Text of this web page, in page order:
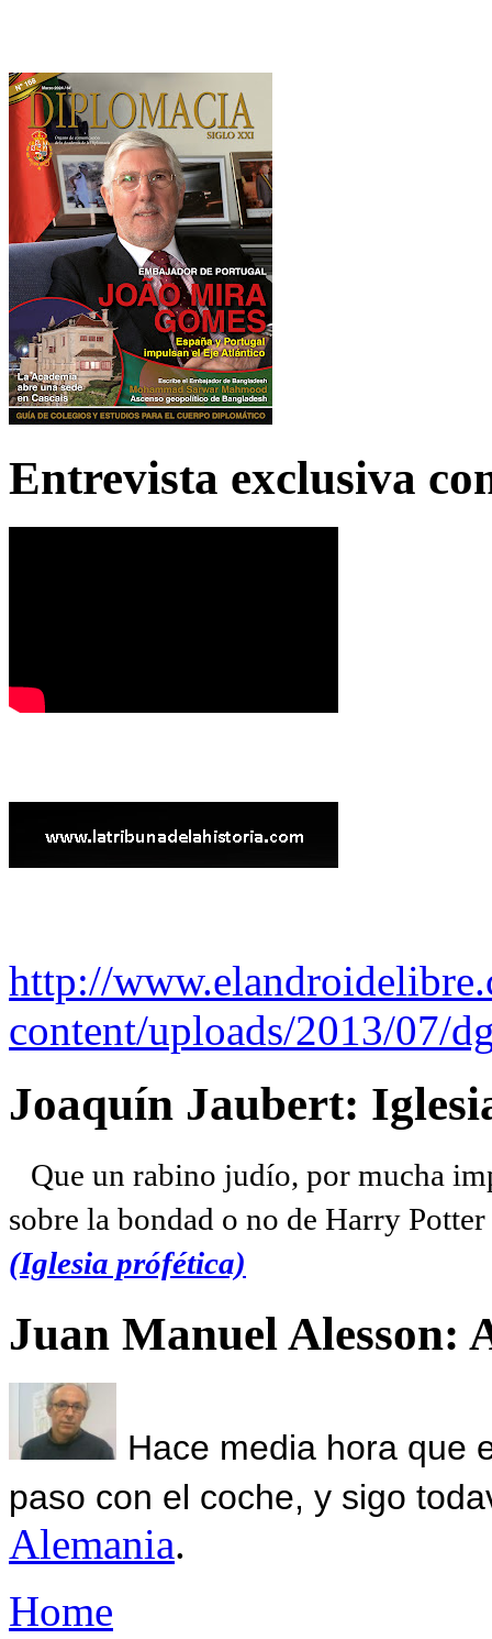
Entrevista exclusiva
http://
content/uploads/2013/07/
Joaquín Jaubert:
Que un rabino judío, por mucha
sobre la bondad o no de Harry
(Iglesia prófética)
Juan Manuel Alesson:
Hace media hora que
paso con el coche, y sigo
Alemania.
Home